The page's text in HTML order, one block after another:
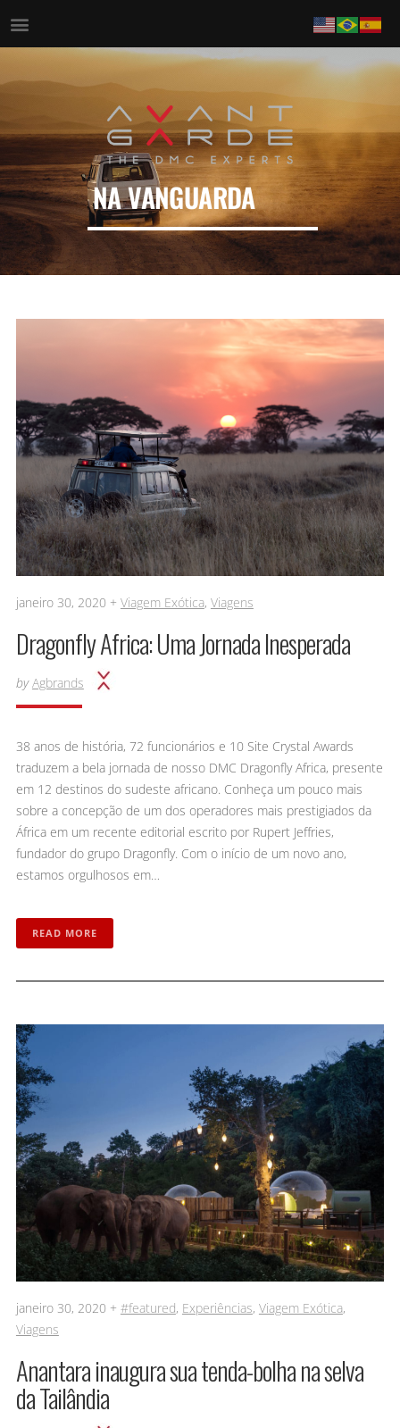
NA VANGUARDA
janeiro 30, 2020 + Viagem Exótica, Viagens
Dragonfly Africa: Uma Jornada Inesperada
by Agbrands
38 anos de história, 72 funcionários e 10 Site Crystal Awards
traduzem a bela jornada de nosso DMC Dragonfly Africa, presente
em 12 destinos do sudeste africano. Conheça um pouco mais
sobre a concepção de um dos operadores mais prestigiados da
África em um recente editorial escrito por Rupert Jeffries,
fundador do grupo Dragonfly. Com o início de um novo ano,
estamos orgulhosos em…
READ MORE
janeiro 30, 2020 + #featured, Experiências, Viagem Exótica,
Viagens
Anantara inaugura sua tenda-bolha na selva
da Tailândia